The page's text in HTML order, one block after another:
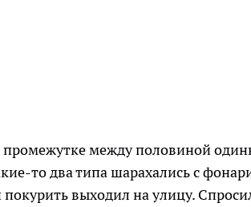
между половиной
то два типа шарахались с
выходил на улицу.